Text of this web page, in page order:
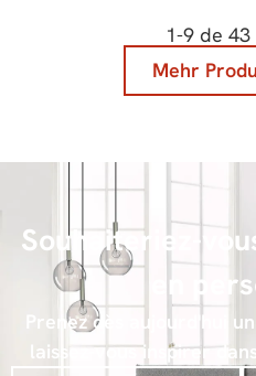
1-9 de 43
Mehr
Souhaiteriez-
en
Prenez dès aujourd'hui
laissez-vous inspirer